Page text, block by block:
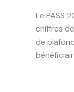
Le PASS
chiffres
de